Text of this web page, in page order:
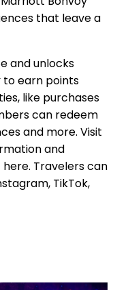
that leave a
and unlocks
to earn points
like purchases
can redeem
and more. Visit
and
Travelers can
TikTok,